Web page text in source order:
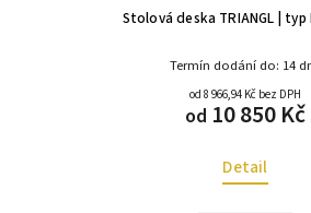
Stolová deska TRIANGL | typ
Termín dodání do: 14
od 8 966,94 Kč bez DPH
od 10 850 Kč
Detail